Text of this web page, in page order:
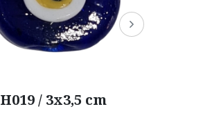
H017 / 4x4,5 cm